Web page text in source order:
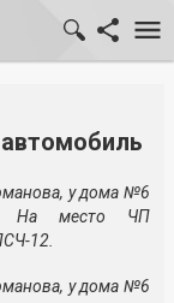
у дома №6
На место ЧП
12.
у дома №6